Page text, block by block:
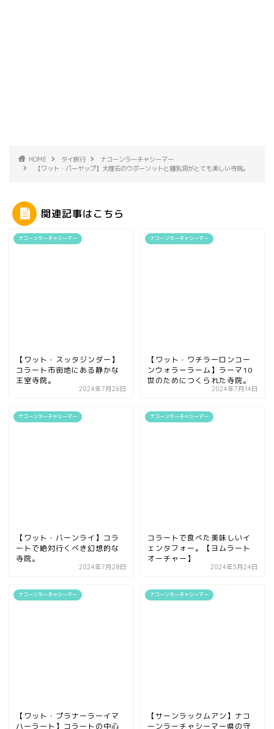
HOME タイ旅行
ナコーンラーチャシーマー
【ワット・パーヤップ】大理石のウボーソットと鍾乳洞がとても美しい寺院。
関連記事はこちら
ナコーンラーチャシーマー
【ワット・スッタジンダー】
コラート市街地にある静かな
王室寺院。
2024年7月26日
ナコーンラーチャシーマー
【ワット・ワチラーロンコー
ンウォラーラーム】ラーマ10
世のためにつくられた寺院。
2024年7月14日
ナコーンラーチャシーマー
【ワット・バーンライ】コラ
ートで絶対行くべき幻想的な
寺院。
2024年7月28日
ナコーンラーチャシーマー
コラートで食べた美味しいイ
ェンタフォー。【ヨムラート
オーチャー】
2024年5月24日
ナコーンラーチャシーマー
【ワット・プラナーラーイマ
ハーラート】コラートの中心
ナコーンラーチャシーマー
【サーンラックムアン】ナコ
ーンラーチャシーマー県の守